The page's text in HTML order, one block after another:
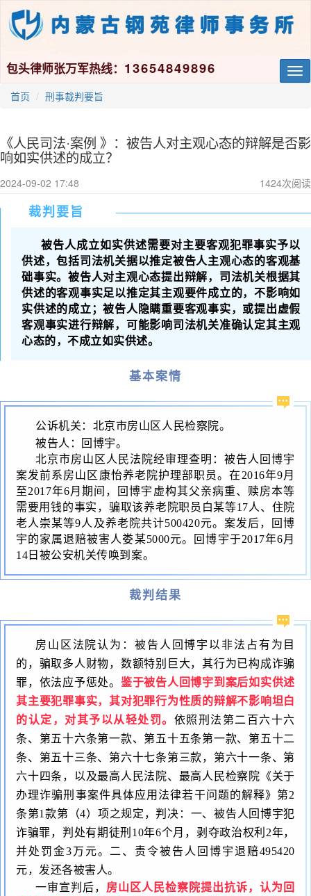
包头律师张万军热线： 13654849896
首页 刑事裁判要旨
《人民司法·案例 》：被告人对主观心态的辩解是否影
响如实供述的成立？
2024-09-02 17:48 1424次阅读
裁判要旨
被告人成立如实供述需要对主要客观犯罪事实予以
供述，包括司法机关据以推定被告人主观心态的客观基
础事实。被告人对主观心态提出辩解，司法机关根据其
供述的客观事实足以推定其主观要件成立的，不影响如
实供述的成立；被告人隐瞒重要客观事实，或提出虚假
客观事实进行辩解，可能影响司法机关准确认定其主观
心态的，不成立如实供述。
基本案情
公诉机关：北京市房山区人民检察院。
被告人：回博宇。
北京市房山区人民法院经审理查明：被告人回博宇
案发前系房山区康怡养老院护理部职员。在 2016年9月
至2017年6月期间，回博宇虚构其父亲病重、赎房本等
需要用钱的事实，骗取该养老院职员白某等17人、住院
老人崇某等9人及养老院共计500420元。案发后，回博
宇的家属退赔被害人娄某5000元。回博宇于2017年6月
14 日被公安机关传唤到案。
裁判结果
房山区法院认为：被告人回博宇以非法占有为目
的，骗取多人财物，数额特别巨大，其行为已构成诈骗
罪，依法应予惩处。 鉴于被告人回博宇到案后如实供述
其主要犯罪事实，其对犯罪行为性质的辩解不影响坦白
的认定，对其予以从轻处罚。 依照刑法第二百六十六
条、第五十六条第一款、第五十五条第一款、第五十二
条、第五十三条、第六十七条第三款，第六十一条、第
六十四条，以及最高人民法院、最高人民检察院《关于
办理诈骗刑事案件具体应用法律若干问题的解释》第2
条第1 款第（4）项之规定，判决：一、被告人回博宇犯
诈骗罪，判处有期徒刑 10年6个月，剥夺政治权利 2年，
并处罚金3万元。二、责令被告人回博宇退赔495420
元，发还各被害人。
一审宣判后， 房山区人民检察院提出抗诉，认为回